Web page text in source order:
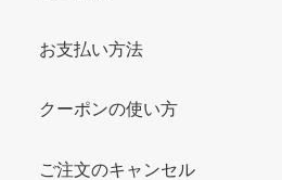
お支払い方法
クーポンの使い方
ご注文のキャンセル